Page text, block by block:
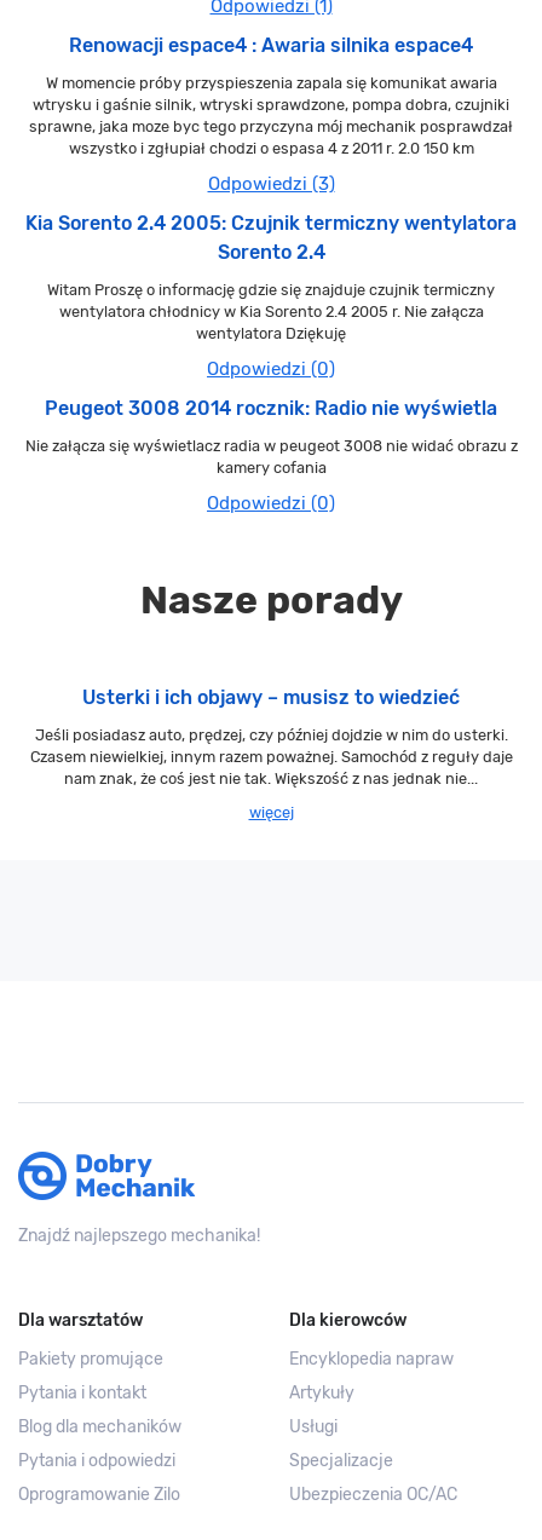
Odpowiedzi (1)
Renowacji espace4 : Awaria silnika espace4
W momencie próby przyspieszenia zapala się komunikat awaria
wtrysku i gaśnie silnik, wtryski sprawdzone, pompa dobra, czujniki
sprawne, jaka moze byc tego przyczyna mój mechanik posprawdzał
wszystko i zgłupiał chodzi o espasa 4 z 2011 r. 2.0 150 km
Odpowiedzi (3)
Kia Sorento 2.4 2005: Czujnik termiczny wentylatora
Sorento 2.4
Witam Proszę o informację gdzie się znajduje czujnik termiczny
wentylatora chłodnicy w Kia Sorento 2.4 2005 r. Nie załącza
wentylatora Dziękuję
Odpowiedzi (0)
Peugeot 3008 2014 rocznik: Radio nie wyświetla
Nie załącza się wyświetlacz radia w peugeot 3008 nie widać obrazu z
kamery cofania
Odpowiedzi (0)
Nasze porady
Usterki i ich objawy – musisz to wiedzieć
Jeśli posiadasz auto, prędzej, czy później dojdzie w nim do usterki.
Czasem niewielkiej, innym razem poważnej. Samochód z reguły daje
nam znak, że coś jest nie tak. Większość z nas jednak nie...
więcej
Znajdź najlepszego mechanika!
Dla warsztatów
Pakiety promujące
Pytania i kontakt
Blog dla mechaników
Pytania i odpowiedzi
Oprogramowanie Zilo
Dla kierowców
Encyklopedia napraw
Artykuły
Usługi
Specjalizacje
Ubezpieczenia OC/AC